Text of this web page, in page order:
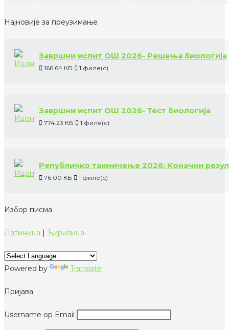
Најновије за преузимање
Завршни испит ОШ 2026- Решења биологија
166.64 КБ 1 филе(с)
Завршни испит ОШ 2026- Тест биологија
774.23 КБ 1 филе(с)
Републичко такмичење 2026: Коначни
76.00 КБ 1 филе(с)
Избор писма
Латиница Ћирилица
Powered by Translate
Пријава
Username ор Email